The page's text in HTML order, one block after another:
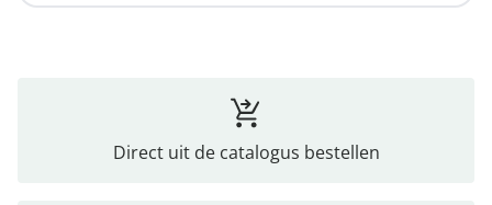
Direct uit de catalogus bestellen